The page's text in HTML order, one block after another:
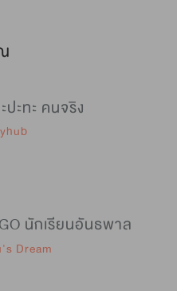
ปะทะ คนจริง
นักเรียนอันธพาล
Dream